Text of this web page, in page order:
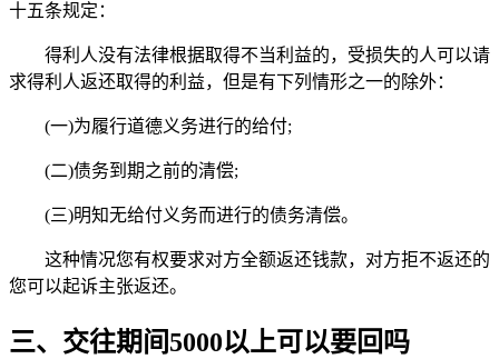
十五条规定：
得利人没有法律根据取得不当利益的，受损失的人可以请
求得利人返还取得的利益，但是有下列情形之一的除外：
(一)为履行道德义务进行的给付;
(二)债务到期之前的清偿;
(三)明知无给付义务而进行的债务清偿。
这种情况您有权要求对方全额返还钱款，对方拒不返还的
您可以起诉主张返还。
三、交往期间5000以上可以要回吗